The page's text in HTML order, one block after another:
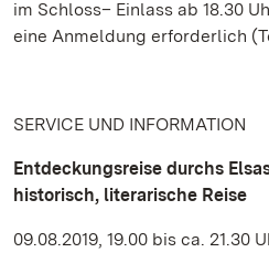
im Schloss– Einlass ab 18.30
eine Anmeldung erforderlich
SERVICE UND INFORMATION
Entdeckungsreise durchs
historisch, literarische Reise
09.08.2019, 19.00 bis ca. 21.30